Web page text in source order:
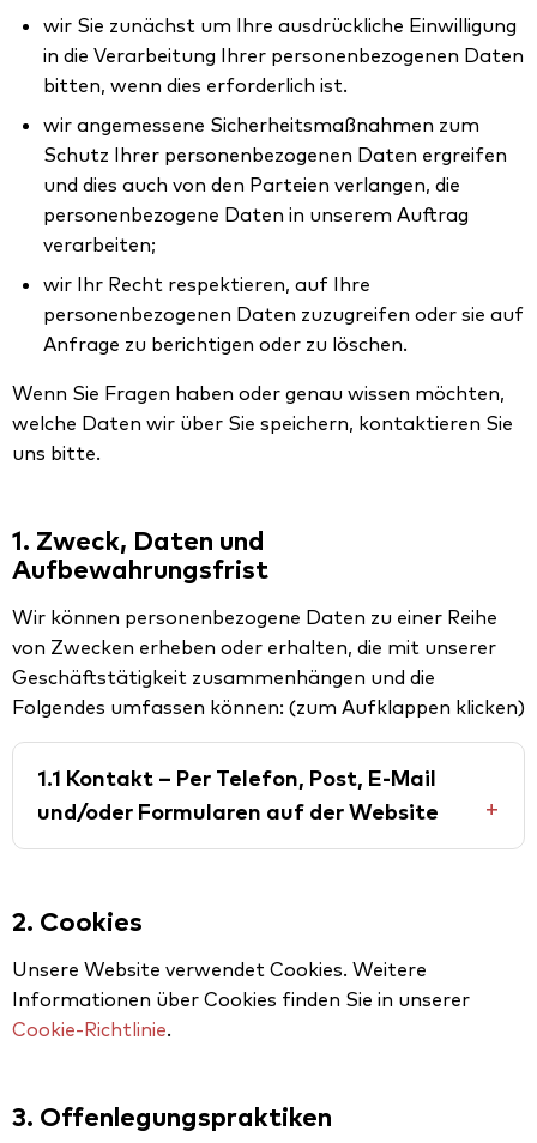
wir Sie zunächst um Ihre ausdrückliche Einwilligung
in die Verarbeitung Ihrer personenbezogenen Daten
bitten, wenn dies erforderlich ist.
wir angemessene Sicherheitsmaßnahmen zum
Schutz Ihrer personenbezogenen Daten ergreifen
und dies auch von den Parteien verlangen, die
personenbezogene Daten in unserem Auftrag
verarbeiten;
wir Ihr Recht respektieren, auf Ihre
personenbezogenen Daten zuzugreifen oder sie auf
Anfrage zu berichtigen oder zu löschen.
Wenn Sie Fragen haben oder genau wissen möchten,
welche Daten wir über Sie speichern, kontaktieren Sie
uns bitte.
1. Zweck, Daten und
Aufbewahrungsfrist
Wir können personenbezogene Daten zu einer Reihe
von Zwecken erheben oder erhalten, die mit unserer
Geschäftstätigkeit zusammenhängen und die
Folgendes umfassen können: (zum Aufklappen klicken)
1.1 Kontakt – Per Telefon, Post, E-Mail
und/oder Formularen auf der Website
2. Cookies
Unsere Website verwendet Cookies. Weitere
Informationen über Cookies finden Sie in unserer
Cookie-Richtlinie.
3. Offenlegungspraktiken